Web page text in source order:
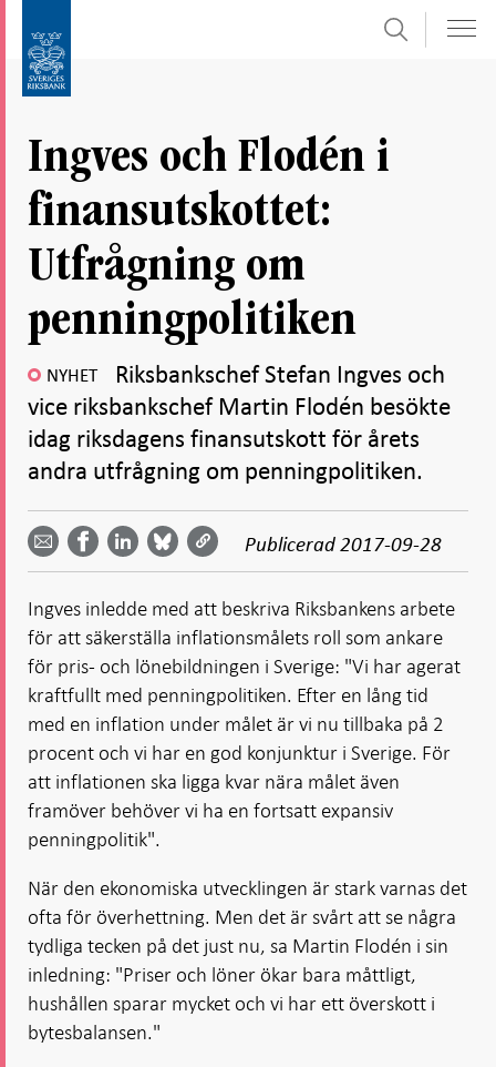
direkt
undersidor
Sök
Ingves och Flodén i
finansutskottet:
Utfrågning om
penningpolitiken
NYHET
Riksbankschef Stefan Ingves och
vice riksbankschef Martin Flodén besökte
idag riksdagens finansutskott för årets
andra utfrågning om penningpolitiken.
Dela
email -
Öppnas
i ny flik
Dela på
Facebook
- Öppnas
Dela på
LinkedIn
-
Öppnas
i ny flik
på
Bluesky
-
i ny flik
på
Twitter
-
i ny flik
Publicerad 2017-09-28
Ingves inledde med att beskriva Riksbankens arbete
för att säkerställa inflationsmålets roll som ankare
för pris- och lönebildningen i Sverige: "Vi har agerat
kraftfullt med penningpolitiken. Efter en lång tid
med en inflation under målet är vi nu tillbaka på 2
procent och vi har en god konjunktur i Sverige. För
att inflationen ska ligga kvar nära målet även
framöver behöver vi ha en fortsatt expansiv
penningpolitik".
När den ekonomiska utvecklingen är stark varnas det
ofta för överhettning. Men det är svårt att se några
tydliga tecken på det just nu, sa Martin Flodén i sin
inledning: "Priser och löner ökar bara måttligt,
hushållen sparar mycket och vi har ett överskott i
bytesbalansen."